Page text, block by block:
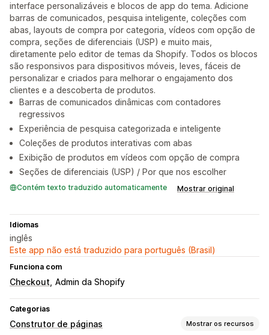
interface personalizáveis e blocos de app do tema. Adicione
barras de comunicados, pesquisa inteligente, coleções com
abas, layouts de compra por categoria, vídeos com opção de
compra, seções de diferenciais (USP) e muito mais,
diretamente pelo editor de temas da Shopify. Todos os blocos
são responsivos para dispositivos móveis, leves, fáceis de
personalizar e criados para melhorar o engajamento dos
clientes e a descoberta de produtos.
Barras de comunicados dinâmicas com contadores
regressivos
Experiência de pesquisa categorizada e inteligente
Coleções de produtos interativas com abas
Exibição de produtos em vídeos com opção de compra
Seções de diferenciais (USP) / Por que nos escolher
Contém texto traduzido automaticamente Mostrar original
Idiomas
inglês
Este app não está traduzido para português (Brasil)
Funciona com
Checkout Admin da Shopify
Categorias
Construtor de páginas Mostrar os recursos